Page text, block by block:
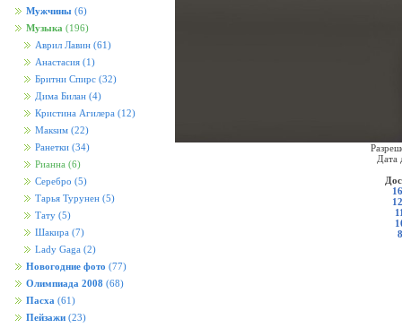
Мужчины (6)
Музыка (196)
Аврил Лавин (61)
Анастасия (1)
Бритни Спирс (32)
Дима Билан (4)
Кристина Агилера (12)
Макsим (22)
Ранетки (34)
Рианна (6)
Серебро (5)
Тарья Турунен (5)
Тату (5)
Шакира (7)
Lady Gaga (2)
Новогодние фото (77)
Олимпиада 2008 (68)
Пасха (61)
Пейзажи (23)
Дата